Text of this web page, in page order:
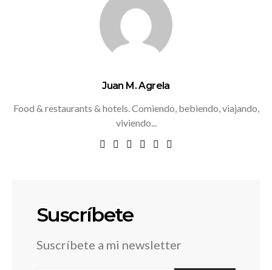
Juan M. Agrela
Food & restaurants & hotels. Comiendo, bebiendo, viajando,
viviendo...
Suscríbete
Suscríbete a mi newsletter